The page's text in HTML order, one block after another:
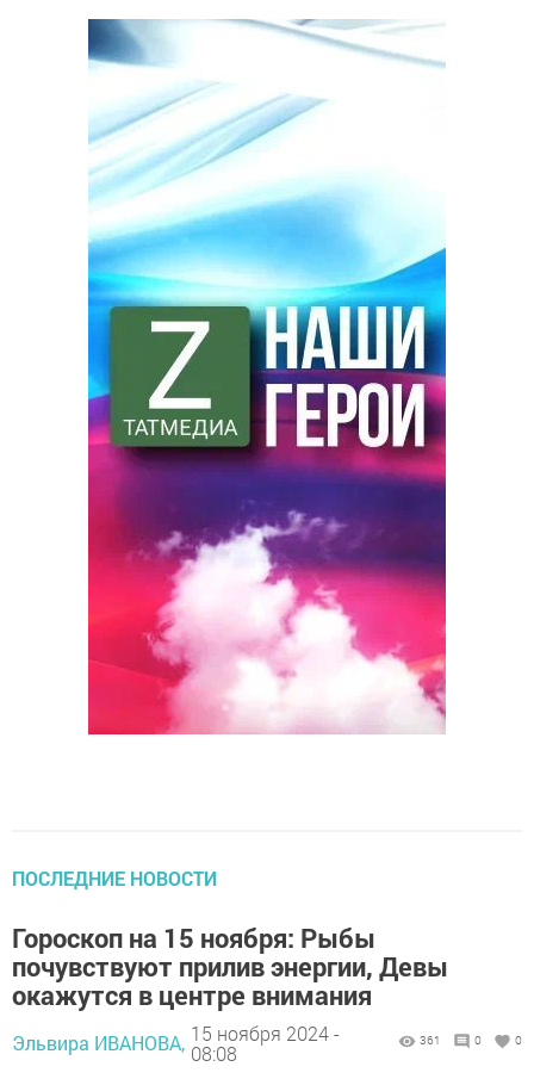
ПОСЛЕДНИЕ НОВОСТИ
Гороскоп на 15 ноября: Рыбы
почувствуют прилив энергии, Девы
окажутся в центре внимания
Эльвира ИВАНОВА, 15 ноября 2024 -
08:08
361 0 0